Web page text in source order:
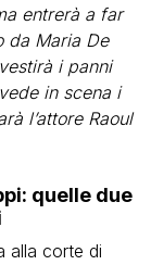
entrerà a far
da Maria De
i panni
in scena i
l’attore Raoul
quelle due
alla corte di